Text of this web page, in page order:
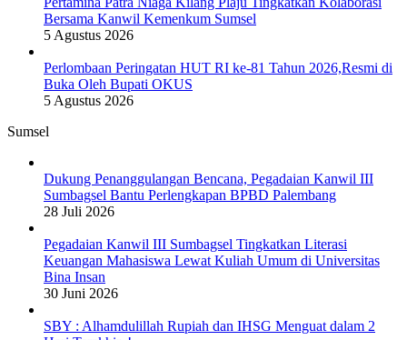
Bersama Kanwil Kemenkum Sumsel
5 Agustus 2026
Perlombaan Peringatan HUT RI ke-81 Tahun 2026,Resmi di
Buka Oleh Bupati OKUS
5 Agustus 2026
Sumsel
Dukung Penanggulangan Bencana, Pegadaian Kanwil III
Sumbagsel Bantu Perlengkapan BPBD Palembang
28 Juli 2026
Pegadaian Kanwil III Sumbagsel Tingkatkan Literasi
Keuangan Mahasiswa Lewat Kuliah Umum di Universitas
Bina Insan
30 Juni 2026
SBY : Alhamdulillah Rupiah dan IHSG Menguat dalam 2